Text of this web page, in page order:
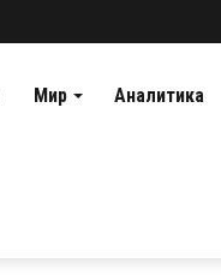
Мир Аналитика